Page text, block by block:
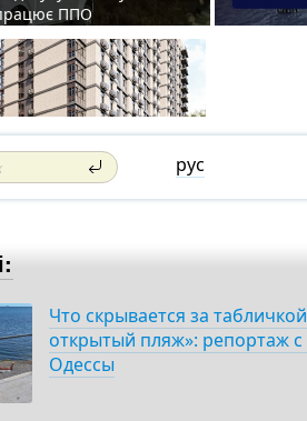
ППО
рус
Что скрывается за
открытый пляж»: репортаж
Одессы